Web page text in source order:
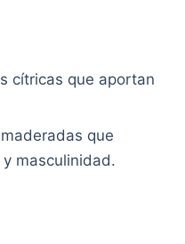
cítricas que aportan
que
masculinidad.